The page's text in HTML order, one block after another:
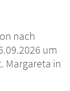
nach
um
Margareta in